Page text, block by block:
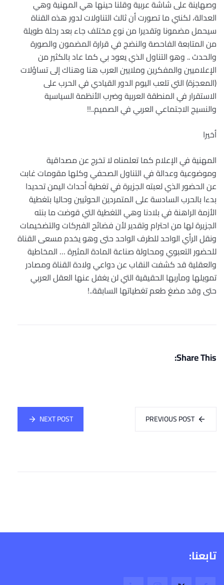
وصهاينة على شاشة عربية وقلنا حينها هي المهنية وهي
العدالة، لكنني ما تصورت أن ثالث التناولات لدور هذه القناة
سيحمل مضمونا وتقديرا من نوع مختلف جاء بعد رحلة طويلة
من المتابعة الفاحصة والنضج في قرارة المضمون والصورة
والحدث .. وهو التناول الذي يعود بي كما عاد بالكثير من
الإعلاميين والمفكرين وملايين العرب هنا وهناك إلى تساؤلات
(المعجزة) التي تلعب اليوم الدور القيادي في الحرب على
الاستقرار في المنطقة العربية وضرب الأنظمة السياسية
والنسيج الاجتماعي العربي في الصميم..!!
أخيرا
المهنية في الإعلام كما تعلمناه لا تخرج عن مصداقية
وموضوعية وعدالة في التناول الصحفي وكلها مقومات غابت
عن الحضور الذي لعبته الجزيرة في تغطية أحداث اليمن تحديدا
بدءا بالحرب السادسة على المتمردين الحوثيين وحاليا بتغطية
الأزمة الراهنة في بلادنا وهي التغطية التي قوضت ما بنته
الجزيرة لها من احترام وتقدير لأن فضائح الفبركات والتضخيمات
ونقل الرأي الواحد للطرف الواحد حتى وهو يخدم مسعى القناة
للحضور التعبوي ومحاولة صناعة المادة المثيرة … المخاطية
والعقلية قد كشفت النقاب عن دواعي ولادة القناة ومصادر
تمويلها ومآربها الحقيقية التي لن يغفل عنها العقل العربي
حتى وقد مضغ طعم تغطياتها السابقة..!
Share This:
PREVIOUS POST
NEXT POST
تابعنا: